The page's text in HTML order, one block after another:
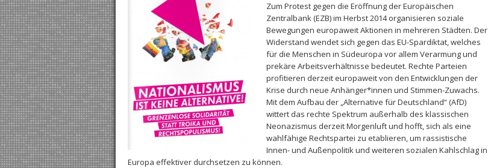
Zum Protest gegen die Eröffnung der Europäischen
Zentralbank (EZB) im Herbst 2014 organisieren soziale
Bewegungen europaweit Aktionen in mehreren Städten. Der
Widerstand wendet sich gegen das EU-Spardiktat, welches
für die Menschen in Südeuropa vor allem Verarmung und
prekäre Arbeitsverhältnisse bedeutet. Rechte Parteien
profitieren derzeit europaweit von den Entwicklungen der
Krise durch neue Anhänger*innen und Stimmen-Zuwachs.
Mit dem Aufbau der „Alternative für Deutschland“ (AfD)
wittert das rechte Spektrum außerhalb des klassischen
Neonazismus derzeit Morgenluft und hofft, sich als eine
wahlfähige Rechtspartei zu etablieren, um rassistische
Innen- und Außenpolitik und weiteren sozialen Kahlschlag in
Europa effektiver durchsetzen zu können.